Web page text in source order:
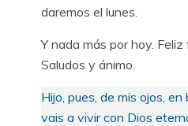
daremos el lunes.
Y nada más por hoy. Feliz
Saludos y ánimo.
Hijo, pues, de mis ojos, en
vais a vivir con Dios